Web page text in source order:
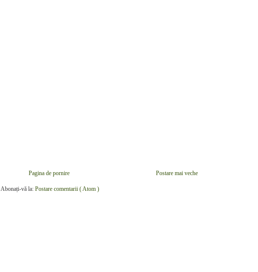
Postare mai veche
Pagina de pornire
Abonați-vă la: Postare comentarii ( Atom )